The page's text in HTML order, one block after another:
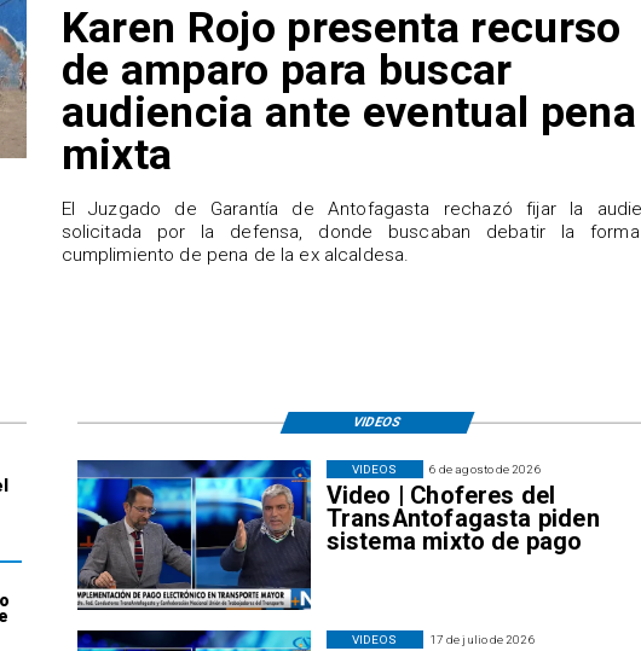
Karen Rojo presenta recurso
de amparo para buscar
audiencia ante eventual pena
mixta
El Juzgado de Garantía de Antofagasta rechazó fijar la
solicitada por la defensa, donde buscaban debatir la
cumplimiento de pena de la ex alcaldesa.
6 de agosto de 2026
Video | Choferes del
TransAntofagasta piden
sistema mixto de pago
VIDEOS
17 de julio de 2026
VIDEOS
VIDEOS